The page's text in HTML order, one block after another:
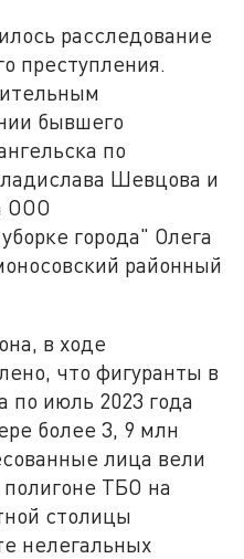
расследование
преступления.
бывшего
по
Шевцова и
ООО
города" Олега
районный
в ходе
что фигуранты в
по июль 2023 года
более 3, 9 млн
лица вели
ТБО на
столицы
нелегальных